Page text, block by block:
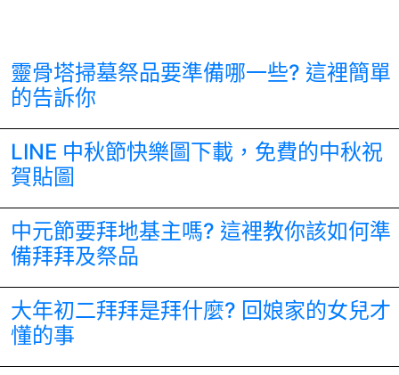
靈骨塔掃墓祭品要準備哪一些? 這裡簡單
的告訴你
LINE 中秋節快樂圖下載，免費的中秋祝
賀貼圖
中元節要拜地基主嗎? 這裡教你該如何準
備拜拜及祭品
大年初二拜拜是拜什麼? 回娘家的女兒才
懂的事